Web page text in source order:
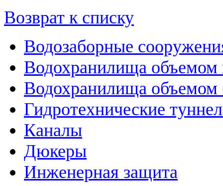
Возврат к списку
Водозаборные
Водохранилища
Водохранилища объемом
Гидротехнические
Каналы
Дюкеры
Инженерная защита